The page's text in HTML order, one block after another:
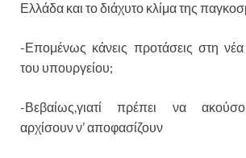
Ελλάδα και το διάχυτο κλίμα της
-Επομένως κάνεις προτάσεις στη νέα
του υπουργείου;
-Βεβαίως,γιατί πρέπει να
αρχίσουν ν’ αποφασίζουν